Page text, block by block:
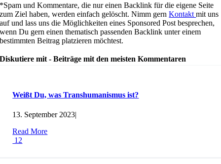
*Spam und Kommentare, die nur einen Backlink für die eigene Seite
zum Ziel haben, werden einfach gelöscht. Nimm gernKontaktmit uns
auf und lass uns die Möglichkeiten eines Sponsored Post besprechen,
wenn Du gern einen thematisch passenden Backlink unter einem
bestimmten Beitrag platzieren möchtest.
Diskutiere mit - Beiträge mit den meisten Kommentaren
Weißt Du, was Transhumanismus ist?
13. September 2023|
Read More
12